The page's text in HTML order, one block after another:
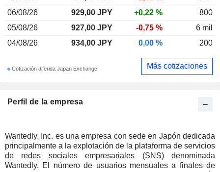
Perfil de la empresa
Wantedly, Inc. es una empresa con sede en Japón dedicada
principalmente a la explotación de la plataforma de servicios
de redes sociales empresariales (SNS) denominada
Wantedly. El número de usuarios mensuales a finales de
06/08/26
929,00 JPY +0,22 %
800
05/08/26
927,00 JPY -0,75 %
6 mil
04/08/26
934,00 JPY 0,00 % 200
Cotización diferida Japan Exchange Más cotizaciones